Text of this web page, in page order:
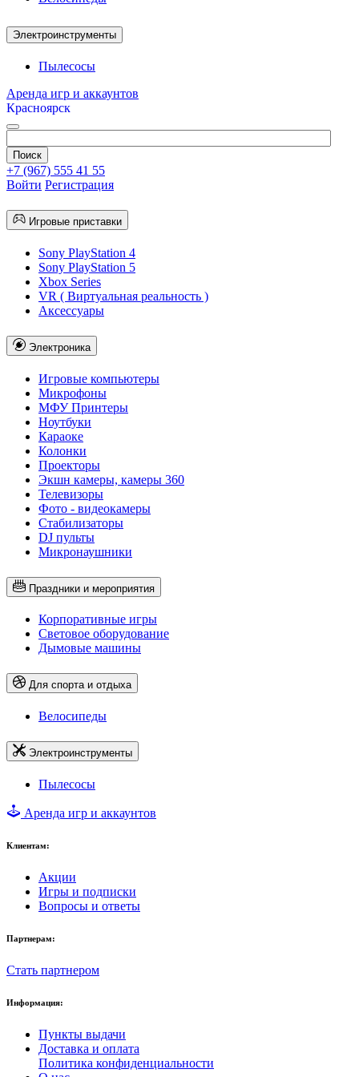
Электроинструменты
Пылесосы
Аренда игр и аккаунтов
Красноярск
+7 (967) 555 41 55
Войти Регистрация
Игровые приставки
Sony PlayStation 4
Sony PlayStation 5
Xbox Series
VR ( Виртуальная реальность )
Аксессуары
Электроника
Игровые компьютеры
Микрофоны
МФУ Принтеры
Ноутбуки
Караоке
Колонки
Проекторы
Экшн камеры, камеры 360
Телевизоры
Фото - видеокамеры
Стабилизаторы
DJ пульты
Микронаушники
Праздники и мероприятия
Корпоративные игры
Световое оборудование
Дымовые машины
Для спорта и отдыха
Велосипеды
Электроинструменты
Пылесосы
Аренда игр и аккаунтов
Клиентам:
Акции
Игры и подписки
Вопросы и ответы
Партнерам:
Стать партнером
Информация:
Пункты выдачи
Доставка и оплата
Политика конфиденциальности